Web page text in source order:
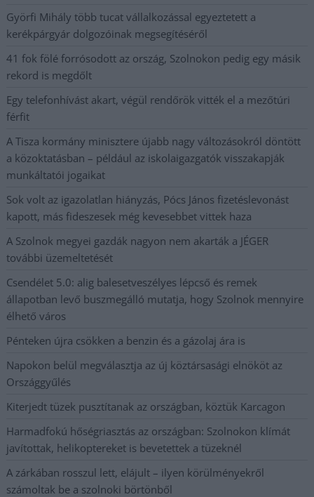
Györfi Mihály több tucat vállalkozással egyeztetett a
kerékpárgyár dolgozóinak megsegítéséről
41 fok fölé forrósodott az ország, Szolnokon pedig egy másik
rekord is megdőlt
Egy telefonhívást akart, végül rendőrök vitték el a mezőtúri
férfit
A Tisza kormány minisztere újabb nagy változásokról döntött
a közoktatásban – például az iskolaigazgatók visszakapják
munkáltatói jogaikat
Sok volt az igazolatlan hiányzás, Pócs János fizetéslevonást
kapott, más fideszesek még kevesebbet vittek haza
A Szolnok megyei gazdák nagyon nem akarták a JÉGER
további üzemeltetését
Csendélet 5.0: alig balesetveszélyes lépcső és remek
állapotban levő buszmegálló mutatja, hogy Szolnok mennyire
élhető város
Pénteken újra csökken a benzin és a gázolaj ára is
Napokon belül megválasztja az új köztársasági elnököt az
Országgyűlés
Kiterjedt tüzek pusztítanak az országban, köztük Karcagon
Harmadfokú hőségriasztás az országban: Szolnokon klímát
javítottak, helikoptereket is bevetettek a tüzeknél
A zárkában rosszul lett, elájult – ilyen körülményekről
számoltak be a szolnoki börtönből